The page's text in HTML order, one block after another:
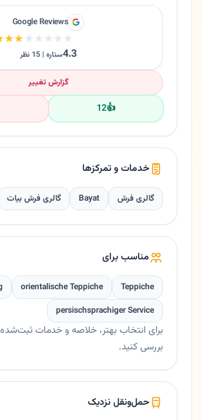
Google Reviews
★★★★★
4.3ستاره | 15 نظر
گزارش تغییر
👍
12
خدمات و تمرکزها
گالری فرش Bayat گالری فرش بیات
مناسب برای
Teppiche
orientalische Teppiche
persischsprachiger Service
برای انتخاب بهتر، خلاصه و خدمات ثبت‌شده
بررسی کنید.
حمل‌ونقل نزدیک